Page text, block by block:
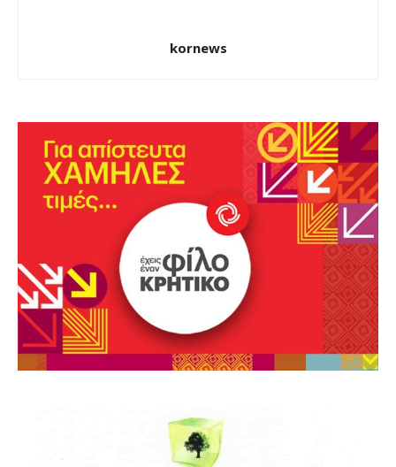
kornews